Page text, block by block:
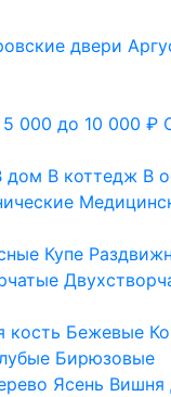
двери
000 до 10 000 ₽
дом В коттедж В
Купе
кость Бежевые
Бирюзовые
Ясень Вишня